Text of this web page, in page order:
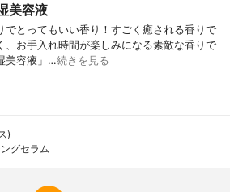
美容液
でとってもいい香り！すごく癒される香りで
、お手入れ時間が楽しみになる素敵な香りで
美容液」…続きを見る
)
グセラム